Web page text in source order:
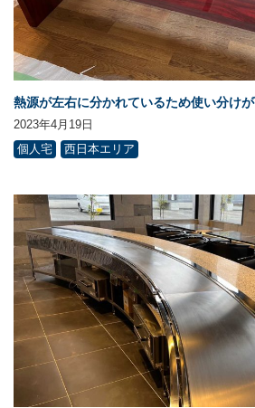
熱源が左右に分かれているため使い分けが
2023年4月19日
個人宅
西日本エリア